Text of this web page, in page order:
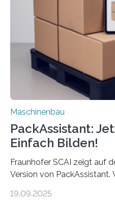
Maschine faltet in
Landkarten und vieles
Exemplare pro Stunde. Je
Auftrag kann das
Maschinenbau
PackAssistant:
Einfach Bilden!
Fraunhofer SCAI zeigt auf
Version von PackAssistant.
Automobil, Maschinenbau
19.09.2025